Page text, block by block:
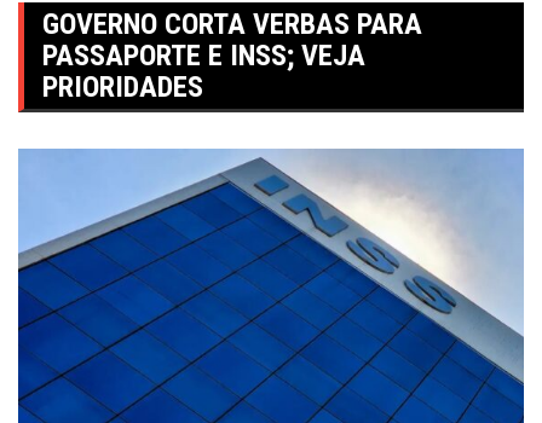
GOVERNO CORTA VERBAS PARA
PASSAPORTE E INSS; VEJA
PRIORIDADES